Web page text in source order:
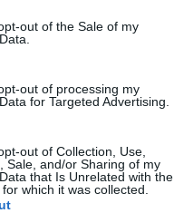
out of the Sale of my
out of processing my
for Targeted Advertising.
out of Collection, Use,
Sale, and/or Sharing of my
that Is Unrelated with the
which it was collected.